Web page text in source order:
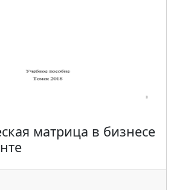
матрица в бизнесе